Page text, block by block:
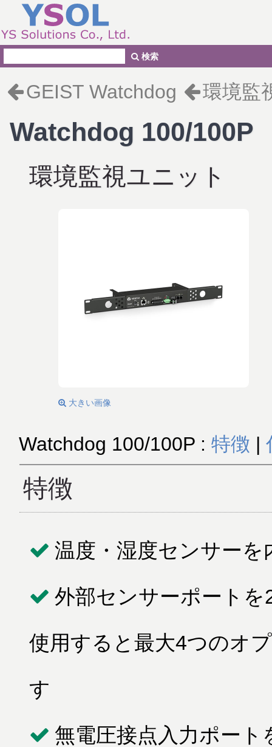
GEIST Watchdog 環境監
Watchdog 100/100P
環境監視ユニット
大きい画像
Watchdog 100/100P : 特徴 |
特徴
温度・湿度センサー
外部センサーポート
使用すると最大4つのオ
す
無電圧接点入力ポー
検索